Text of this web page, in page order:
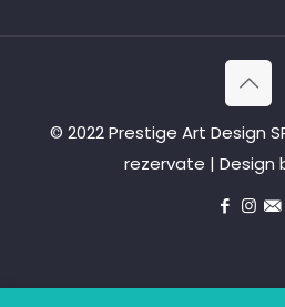
© 2022 Prestige Art Design
rezervate | Design